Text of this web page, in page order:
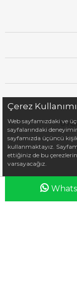
Çerez Kullanımı
Web sayfamızdaki ve
sayfalarındaki
sayfamızda üçüncü
kullanmaktayız.
ettiğiniz de bu
varsayacağız.
Anasayfa